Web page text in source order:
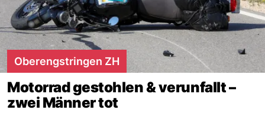
Oberengstringen ZH
Motorrad gestohlen & verunfallt –
zwei Männer tot